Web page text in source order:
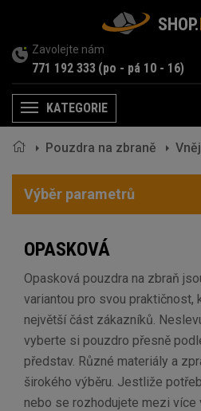
SHOP.
Zavolejte nám
771 192 333 (po - pá 10 - 16)
MenuKATEGORIE
Pouzdra na zbraně
Výběr parametrů
OPASKOVÁ
Opasková pouzdra na zbraň
variantou pro svou praktičnost,
největší část zákazníků.
vyberte si pouzdro přesně
představ. Různé materiály a
širokého výběru. Jestliže
nebo se rozhodujete mezi více